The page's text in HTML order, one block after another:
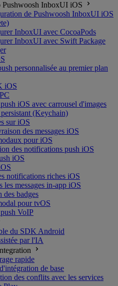
Pushwoosh InboxUI iOS
de Pushwoosh InboxUI iOS
InboxUI avec CocoaPods
InboxUI avec Swift Package
personnalisée au premier plan
iOS
iOS avec carrousel d'images
(Keychain)
sur iOS
des messages iOS
pour iOS
des notifications push iOS
iOS
notifications riches iOS
les messages in-app iOS
badges
pour tvOS
VoIP
du SDK Android
par l'IA
rapide
de base
des conflits avec les services